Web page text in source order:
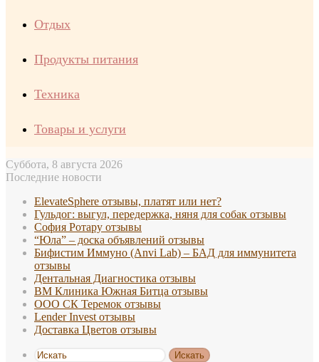
Отдых
Продукты питания
Техника
Товары и услуги
Суббота, 8 августа 2026
Последние новости
ElevateSphere отзывы, платят или нет?
Гульдог: выгул, передержка, няня для собак отзывы
София Ротару отзывы
“Юла” – доска объявлений отзывы
Бифистим Иммуно (Anvi Lab) – БАД для иммунитета
отзывы
Дентальная Диагностика отзывы
ВМ Клиника Южная Битца отзывы
ООО СК Теремок отзывы
Lender Invest отзывы
Доставка Цветов отзывы
Искать